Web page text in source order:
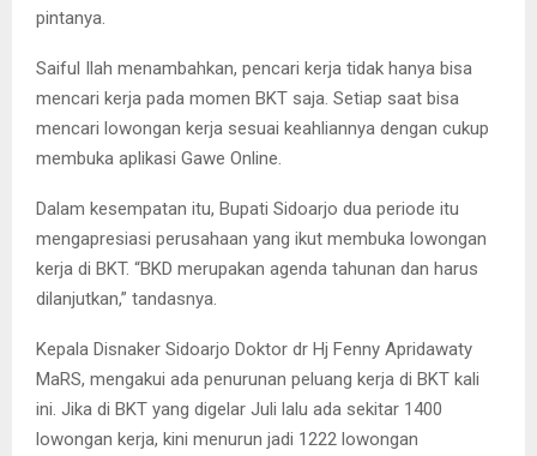
pintanya.
Saiful Ilah menambahkan, pencari kerja tidak hanya bisa
mencari kerja pada momen BKT saja. Setiap saat bisa
mencari lowongan kerja sesuai keahliannya dengan cukup
membuka aplikasi Gawe Online.
Dalam kesempatan itu, Bupati Sidoarjo dua periode itu
mengapresiasi perusahaan yang ikut membuka lowongan
kerja di BKT. “BKD merupakan agenda tahunan dan harus
dilanjutkan,” tandasnya.
Kepala Disnaker Sidoarjo Doktor dr Hj Fenny Apridawaty
MaRS, mengakui ada penurunan peluang kerja di BKT kali
ini. Jika di BKT yang digelar Juli lalu ada sekitar 1400
lowongan kerja, kini menurun jadi 1222 lowongan